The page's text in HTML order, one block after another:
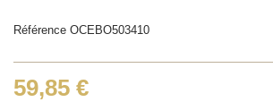
Référence OCEBO503410
59,85 €